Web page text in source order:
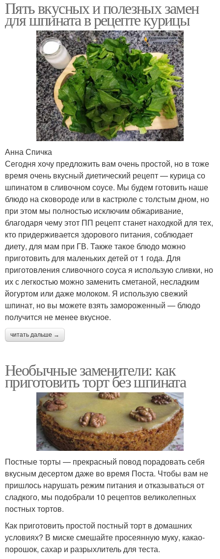
Пять вкусных и полезных замен
для шпината в рецепте курицы
Анна Спичка
Сегодня хочу предложить вам очень простой, но в тоже
время очень вкусный диетический рецепт — курица со
шпинатом в сливочном соусе. Мы будем готовить наше
блюдо на сковороде или в кастрюле с толстым дном, но
при этом мы полностью исключим обжаривание,
благодаря чему этот ПП рецепт станет находкой для тех,
кто придерживается здорового питания, соблюдает
диету, для мам при ГВ. Также такое блюдо можно
приготовить для маленьких детей от 1 года. Для
приготовления сливочного соуса я использую сливки, но
их с легкостью можно заменить сметаной, несладким
йогуртом или даже молоком. Я использую свежий
шпинат, но вы можете взять замороженный — блюдо
получится не менее вкусное.
читать дальше →
Необычные заменители: как
приготовить торт без шпината
Постные торты — прекрасный повод порадовать себя
вкусным десертом даже во время Поста. Чтобы вам не
пришлось нарушать режим питания и отказываться от
сладкого, мы подобрали 10 рецептов великолепных
постных тортов.
Как приготовить простой постный торт в домашних
условиях? В миске смешайте просеянную муку, какао-
порошок, сахар и разрыхлитель для теста.